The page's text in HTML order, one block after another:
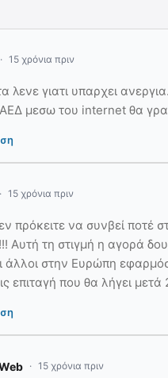
15 χρόνια πριν
λενε γιατι υπαρχει
μεσω του internet θα
15 χρόνια πριν
πρόκειτε να συνβεί ποτέ
Αυτή τη στιγμή η αγορά
άλλοι στην Ευρώπη
επιταγή που θα λήγει
15 χρόνια πριν